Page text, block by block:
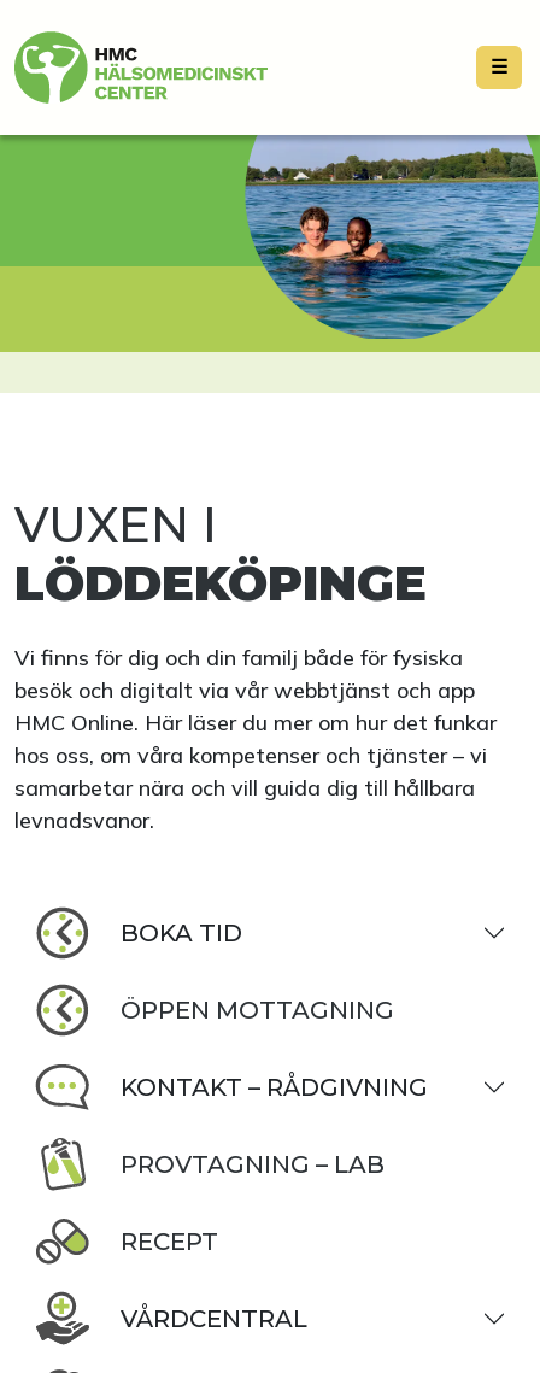
☰
VUXEN I
LÖDDEKÖPINGE
Vi finns för dig och din familj både för fysiska
besök och digitalt via vår webbtjänst och app
HMC Online. Här läser du mer om hur det funkar
hos oss, om våra kompetenser och tjänster – vi
samarbetar nära och vill guida dig till hållbara
levnadsvanor.
BOKA TID
ÖPPEN MOTTAGNING
KONTAKT – RÅDGIVNING
PROVTAGNING – LAB
RECEPT
VÅRDCENTRAL